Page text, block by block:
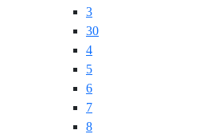
3
30
4
5
6
7
8